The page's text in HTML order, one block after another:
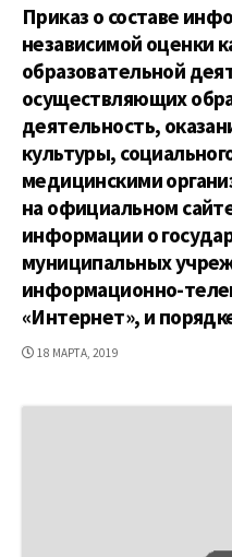
Приказ о составе
независимой оценки
образовательной
осуществляющих
деятельность,
культуры,
медицинскими
на официальном
информации о
муниципальных
информационно-
«Интернет», и
ДАТА
18 МАРТА, 2019